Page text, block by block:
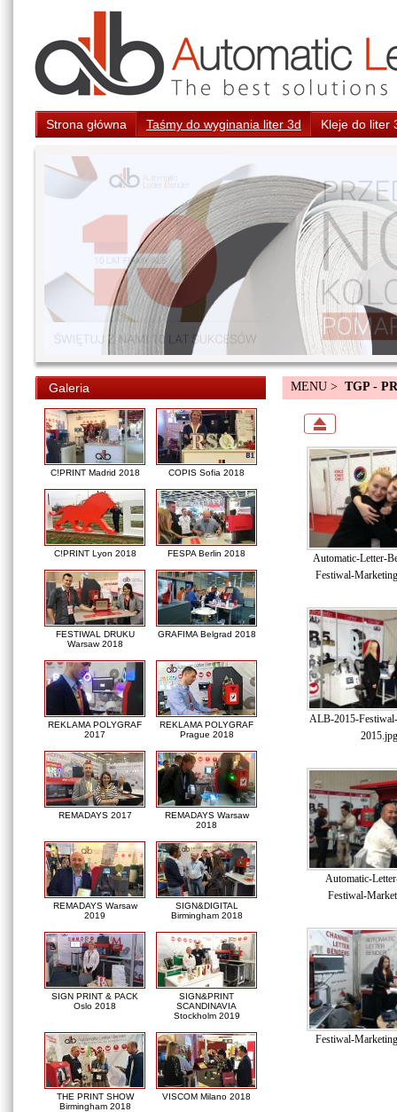
Strona główna Taśmy do wyginania liter 3d Kleje do liter
Galeria
C!PRINT Madrid 2018 COPIS Sofia 2018
C!PRINT Lyon 2018 FESPA Berlin 2018
FESTIWAL DRUKU
Warsaw 2018
GRAFIMA Belgrad 2018
REKLAMA POLYGRAF
2017
REKLAMA POLYGRAF
Prague 2018
REMADAYS 2017
REMADAYS Warsaw
2018
REMADAYS Warsaw
2019
SIGN&DIGITAL
Birmingham 2018
SIGN PRINT & PACK
Oslo 2018
SIGN&PRINT
SCANDINAVIA
Stockholm 2019
THE PRINT SHOW
Birmingham 2018
VISCOM Milano 2018
MENU > TGP -
Automatic-Letter-
Festiwal-
ALB-2015-
2015.jpg
Automatic-
Festiwal-
Festiwal-